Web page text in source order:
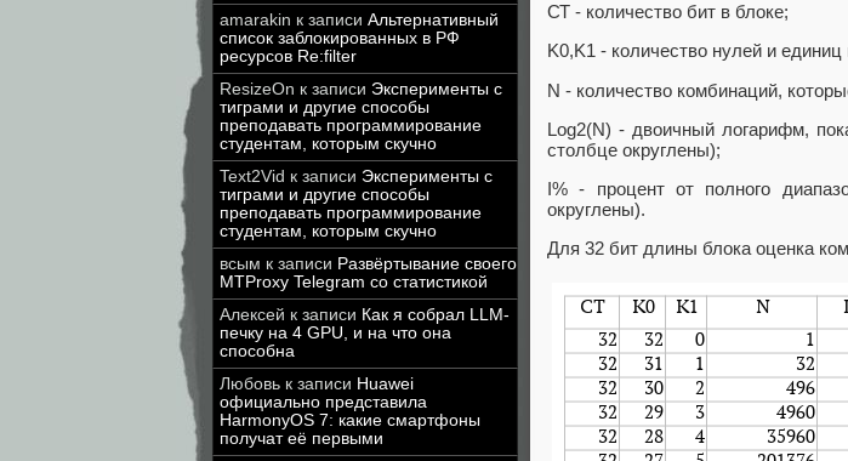
amarakin к записи Альтернативный
список заблокированных в РФ
ресурсов Re:filter
ResizeOn к записи Эксперименты с
тиграми и другие способы
преподавать программирование
студентам, которым скучно
Text2Vid к записи Эксперименты с
тиграми и другие способы
преподавать программирование
студентам, которым скучно
всым к записи Развёртывание своего
MTProxy Telegram со статистикой
Алексей к записи Как я собрал LLM-
печку на 4 GPU, и на что она
способна
Любовь к записи Huawei
официально представила
HarmonyOS 7: какие смартфоны
получат её первыми
СТ - количество бит в блоке;
K0,K1 - количество нулей и единиц
N - количество комбинаций,
Log2(N) - двоичный логарифм,
столбце округлены);
I% - процент от полного
округлены).
Для 32 бит длины блока оценка